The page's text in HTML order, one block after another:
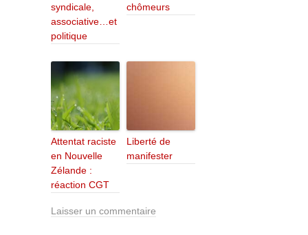
syndicale,
associative…et
politique
chômeurs
Attentat raciste
en Nouvelle
Zélande :
réaction CGT
Liberté de
manifester
Laisser un commentaire